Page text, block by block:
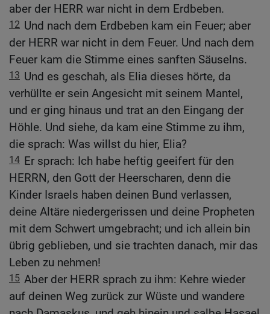
aber der HERR war nicht in dem Erdbeben.
12 Und nach dem Erdbeben kam ein Feuer; aber
der HERR war nicht in dem Feuer. Und nach dem
Feuer kam die Stimme eines sanften Säuselns.
13 Und es geschah, als Elia dieses hörte, da
verhüllte er sein Angesicht mit seinem Mantel,
und er ging hinaus und trat an den Eingang der
Höhle. Und siehe, da kam eine Stimme zu ihm,
die sprach: Was willst du hier, Elia?
14 Er sprach: Ich habe heftig geeifert für den
HERRN, den Gott der Heerscharen, denn die
Kinder Israels haben deinen Bund verlassen,
deine Altäre niedergerissen und deine Propheten
mit dem Schwert umgebracht; und ich allein bin
übrig geblieben, und sie trachten danach, mir das
Leben zu nehmen!
15 Aber der HERR sprach zu ihm: Kehre wieder
auf deinen Weg zurück zur Wüste und wandere